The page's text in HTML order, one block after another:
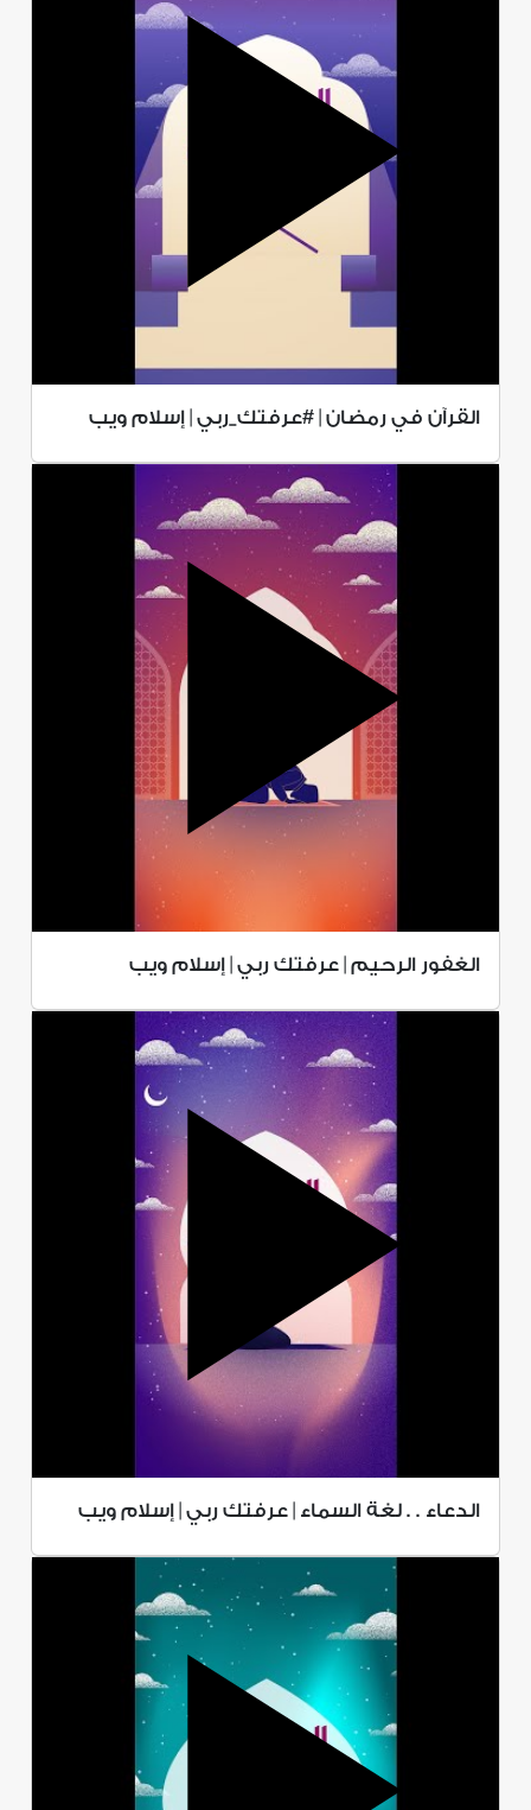
القرآن في رمضان | #عرفتك_ربي | إسلام ويب
الغفور الرحيم | عرفتك ربي | إسلام ويب
الدعاء . . لغة السماء | عرفتك ربي | إسلام ويب